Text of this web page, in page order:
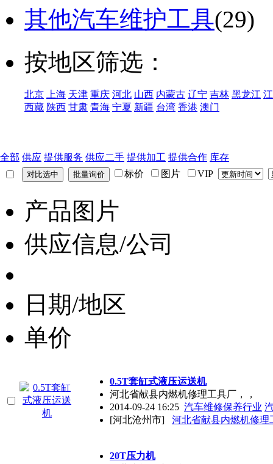
其他汽车维护工具(29)
按地区筛选：
北京 上海 天津 重庆 河北 山西 内蒙古 辽宁 吉林 黑龙江
西藏 陕西 甘肃 青海 宁夏 新疆 台湾 香港 澳门
全部 供应 提供服务 供应二手 提供加工 提供合作 库存
标价
图片 VIP
产品图片
供应信息/公司
日期/地区
单价
0.5T套缸式液压运送机
河北省献县内燃机修理工具厂，，
2014-09-24 16:25 汽车维修保养行业
[河北沧州市]
河北省献县内燃机修理
20T压力机